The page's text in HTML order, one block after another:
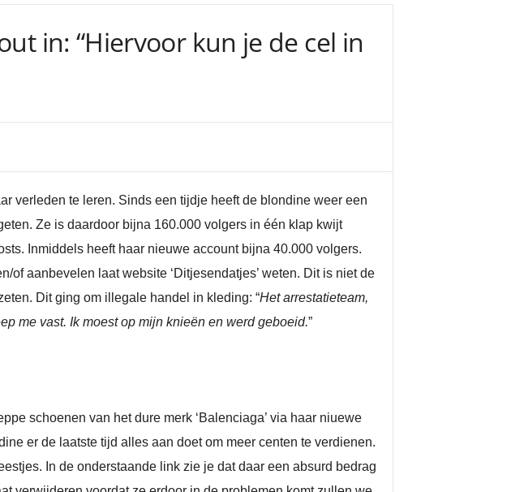
in: “Hiervoor kun je de cel in
verleden te leren. Sinds een tijdje heeft de blondine weer een
Ze is daardoor bijna 160.000 volgers in één klap kwijt
Inmiddels heeft haar nieuwe account bijna 40.000 volgers.
aanbevelen laat website ‘Ditjesendatjes’ weten. Dit is niet de
Dit ging om illegale handel in kleding: “Het arrestatieteam,
me vast. Ik moest op mijn knieën en werd geboeid.”
schoenen van het dure merk ‘Balenciaga’ via haar niuewe
er de laatste tijd alles aan doet om meer centen te verdienen.
In de onderstaande link zie je dat daar een absurd bedrag